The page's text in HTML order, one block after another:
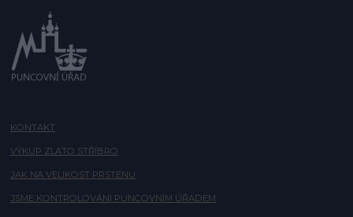
KONTAKT
VÝKUP ZLATO STŘÍBRO
JAK NA VELIKOST PRSTENU
JSME KONTROLOVÁNI PUNCOVNÍM ÚŘADEM